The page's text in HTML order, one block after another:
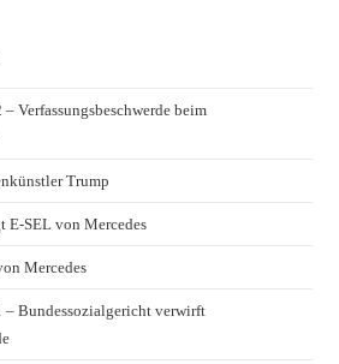
– Verfassungsbeschwerde beim
Trump
E-SEL von Mercedes
Mercedes
– Bundessozialgericht verwirft